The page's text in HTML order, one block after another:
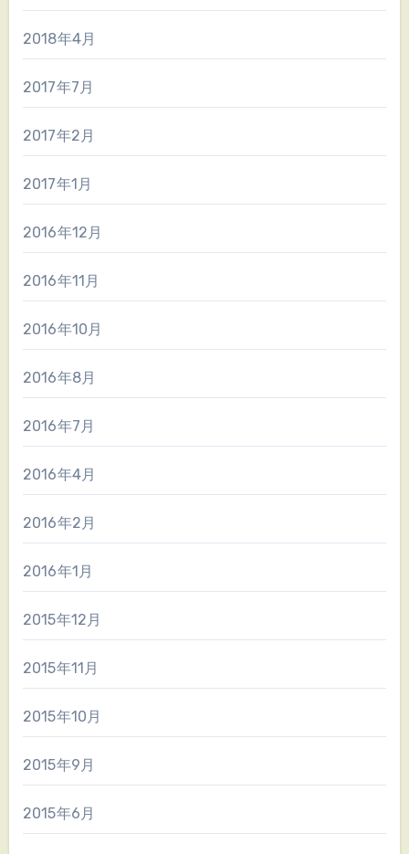
2018年4月
2017年7月
2017年2月
2017年1月
2016年12月
2016年11月
2016年10月
2016年8月
2016年7月
2016年4月
2016年2月
2016年1月
2015年12月
2015年11月
2015年10月
2015年9月
2015年6月